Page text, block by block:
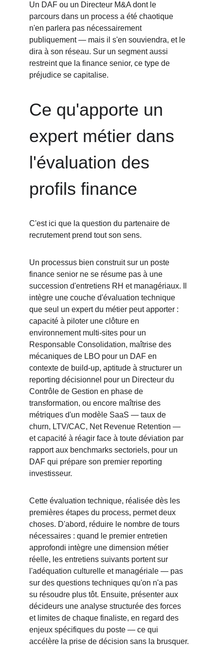
Un DAF ou un Directeur M&A dont le
parcours dans un process a été chaotique
n'en parlera pas nécessairement
publiquement — mais il s'en souviendra, et le
dira à son réseau. Sur un segment aussi
restreint que la finance senior, ce type de
préjudice se capitalise.
Ce qu'apporte un
expert métier dans
l'évaluation des
profils finance
C'est ici que la question du partenaire de
recrutement prend tout son sens.
Un processus bien construit sur un poste
finance senior ne se résume pas à une
succession d'entretiens RH et managériaux. Il
intègre une couche d'évaluation technique
que seul un expert du métier peut apporter :
capacité à piloter une clôture en
environnement multi-sites pour un
Responsable Consolidation, maîtrise des
mécaniques de LBO pour un DAF en
contexte de build-up, aptitude à structurer un
reporting décisionnel pour un Directeur du
Contrôle de Gestion en phase de
transformation, ou encore maîtrise des
métriques d'un modèle SaaS — taux de
churn, LTV/CAC, Net Revenue Retention —
et capacité à réagir face à toute déviation par
rapport aux benchmarks sectoriels, pour un
DAF qui prépare son premier reporting
investisseur.
Cette évaluation technique, réalisée dès les
premières étapes du process, permet deux
choses. D'abord, réduire le nombre de tours
nécessaires : quand le premier entretien
approfondi intègre une dimension métier
réelle, les entretiens suivants portent sur
l'adéquation culturelle et managériale — pas
sur des questions techniques qu'on n'a pas
su résoudre plus tôt. Ensuite, présenter aux
décideurs une analyse structurée des forces
et limites de chaque finaliste, en regard des
enjeux spécifiques du poste — ce qui
accélère la prise de décision sans la brusquer.